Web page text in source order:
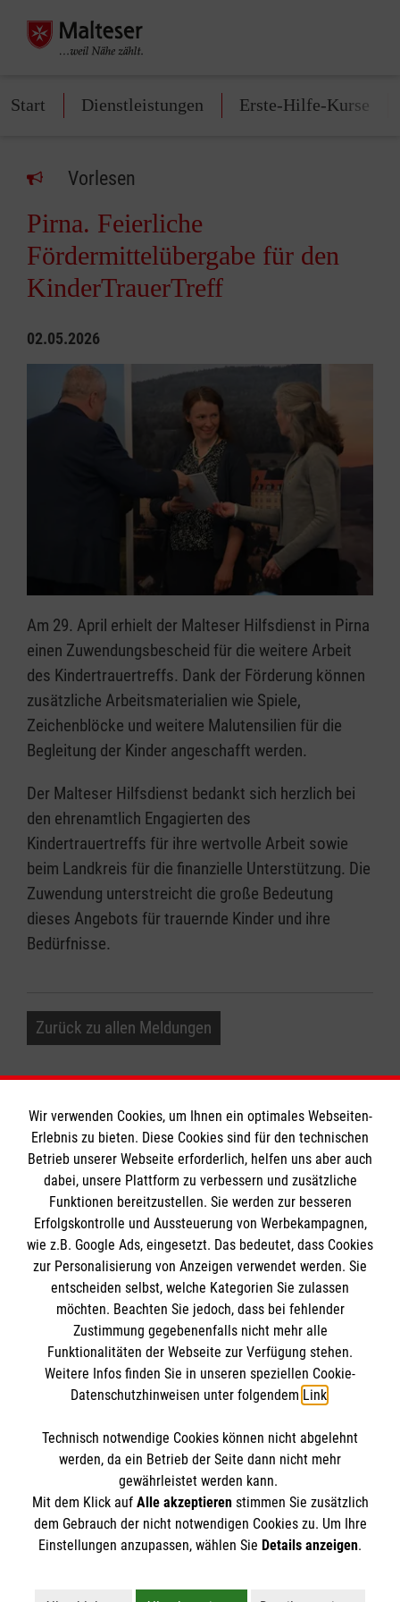
Start Dienstleistungen Erste-Hilfe-Kurse
Vorlesen
Pirna. Feierliche
Fördermittelübergabe für den
KinderTrauerTreff
02.05.2026
Am 29. April erhielt der Malteser Hilfsdienst in Pirna
einen Zuwendungsbescheid für die weitere Arbeit
des Kindertrauertreffs. Dank der Förderung können
zusätzliche Arbeitsmaterialien wie Spiele,
Zeichenblöcke und weitere Malutensilien für die
Begleitung der Kinder angeschafft werden.
Der Malteser Hilfsdienst bedankt sich herzlich bei
den ehrenamtlich Engagierten des
Kindertrauertreffs für ihre wertvolle Arbeit sowie
beim Landkreis für die finanzielle Unterstützung. Die
Zuwendung unterstreicht die große Bedeutung
dieses Angebots für trauernde Kinder und ihre
Bedürfnisse.
Zurück zu allen Meldungen
Informationen
Impressum
Datenschutz
Barrierefreiheit
Kontakt
Die Malteser
Malteser in Deutschland
Malteserorden
Sharepoint
Spendenkonto
Bank: Pax-Bank
IBAN: DE26 3706 0120 1201 2260 11
BIC: GENODED1PA7
So finden Sie uns
Dr.-Wilhelm-Külz-Straße 1 b
01796 Pirna
Der Malteser Hilfsdienst e.V. ist als eingetragene
Gewerbesteuer befreit.
Wir verwenden Cookies, um Ihnen ein optimales Webseiten-
Erlebnis zu bieten. Diese Cookies sind für den technischen
Betrieb unserer Webseite erforderlich, helfen uns aber auch
dabei, unsere Plattform zu verbessern und zusätzliche
Funktionen bereitzustellen. Sie werden zur besseren
Erfolgskontrolle und Aussteuerung von Werbekampagnen,
wie z.B. Google Ads, eingesetzt. Das bedeutet, dass Cookies
zur Personalisierung von Anzeigen verwendet werden. Sie
entscheiden selbst, welche Kategorien Sie zulassen
möchten. Beachten Sie jedoch, dass bei fehlender
Zustimmung gegebenenfalls nicht mehr alle
Funktionalitäten der Webseite zur Verfügung stehen.
Weitere Infos finden Sie in unseren speziellen Cookie-
Datenschutzhinweisen unter folgendem Link.
Technisch notwendige Cookies können nicht abgelehnt
werden, da ein Betrieb der Seite dann nicht mehr
gewährleistet werden kann.
Mit dem Klick auf Alle akzeptierenstimmen Sie zusätzlich
dem Gebrauch der nicht notwendigen Cookies zu. Um Ihre
Einstellungen anzupassen, wählen Sie Details anzeigen.